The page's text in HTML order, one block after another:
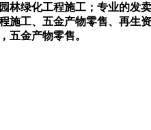
林绿化工程施工；专业的
施工、五金产物零售、再
五金产物零售。